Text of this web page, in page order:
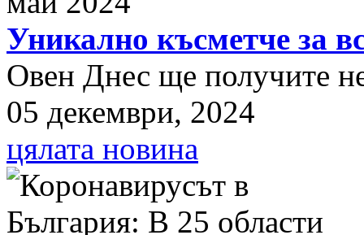
Уникално късметче за
Овен Днес ще получите
05 декември, 2024
цялата новина